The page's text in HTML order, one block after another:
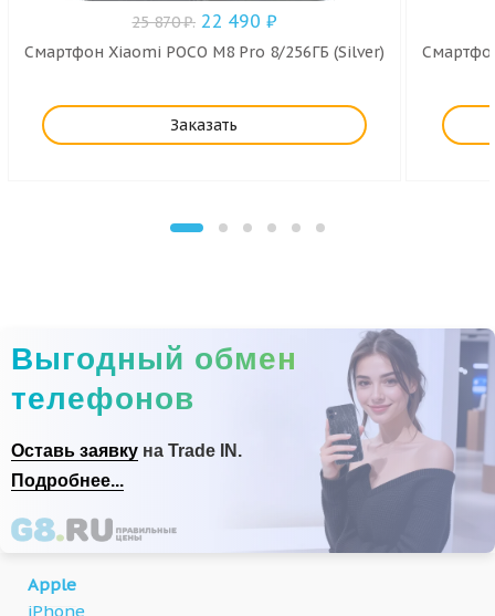
25 870₽. 22 490 ₽
Смартфон Xiaomi POCO M8 Pro 8/256ГБ (Silver)
Заказать
Выгодный обмен
телефонов
Оставь заявку на Trade IN.
Подробнее...
Apple
iPhone